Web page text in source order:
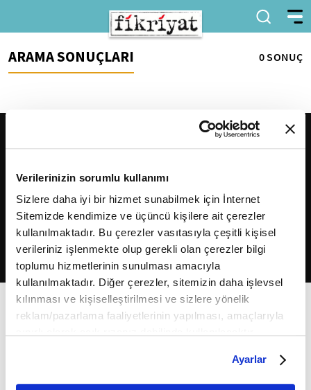
Verilerinizin sorumlu kullanımı
Sizlere daha iyi bir hizmet sunabilmek için İnternet
Sitemizde kendimize ve üçüncü kişilere ait çerezler
kullanılmaktadır. Bu çerezler vasıtasıyla çeşitli kişisel
verileriniz işlenmekte olup gerekli olan çerezler bilgi
toplumu hizmetlerinin sunulması amacıyla
kullanılmaktadır. Diğer çerezler, sitemizin daha işlevsel
kılınması ve kişiselleştirilmesi ve sizlere yönelik
reklam/pazarlama faaliyetlerinin yapılması, amaçlarıyla
belirleyebilirsiniz. Çerezlere ilişkin detaylı bilgi için
Ayarlar butonuna tıklayabilir,Çerez Bilgilendirme
Ayarlar
ARAMA SONUÇLARI 0 SONUÇ
2026Fikriyat. Tüm hakları saklıdır.